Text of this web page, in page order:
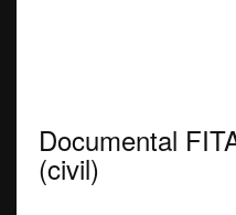
Documental
(civil)